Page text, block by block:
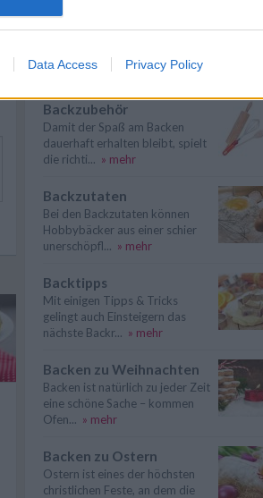
Data Access Privacy Policy
Kochen für Kinder
Zutaten und eine schonende
Zubereitung si...
» mehr
Backzubehör
Damit der Spaß am Backen
dauerhaft erhalten bleibt, spielt
die richti... » mehr
Backzutaten
Bei den Backzutaten können
Hobbybäcker aus einer schier
unerschöpfl... » mehr
Backtipps
Mit einigen Tipps & Tricks
gelingt auch Einsteigern das
nächste Backr... » mehr
Backen zu Weihnachten
Backen ist natürlich zu jeder Zeit
eine schöne Sache – kommen
Ofen... » mehr
Backen zu Ostern
Ostern ist eines der höchsten
christlichen Feste, an dem die